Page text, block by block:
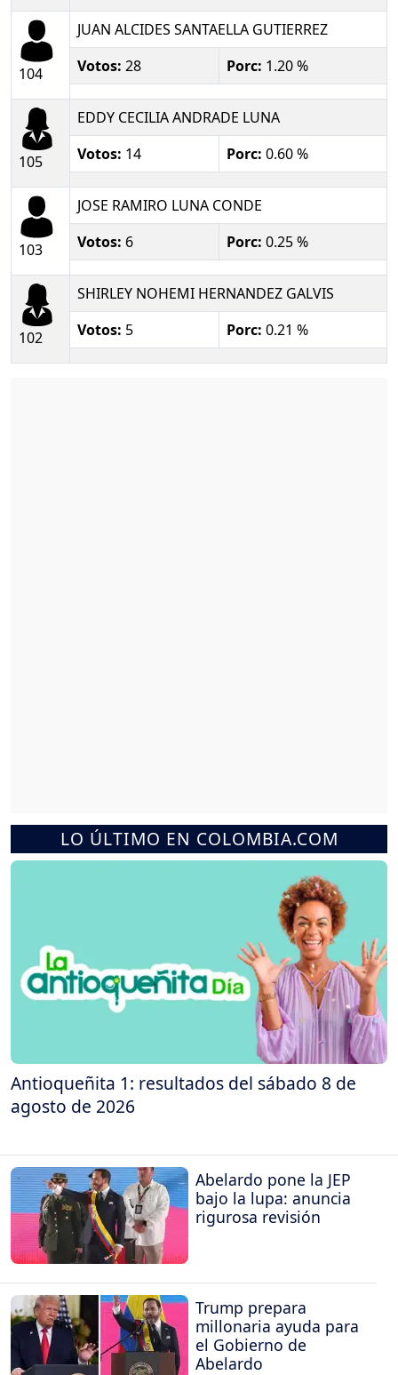
104
JUAN ALCIDES SANTAELLA GUTIERREZ
Votos: 28 Porc: 1.20 %
105
EDDY CECILIA ANDRADE LUNA
Votos: 14 Porc: 0.60 %
103
JOSE RAMIRO LUNA CONDE
Votos: 6 Porc: 0.25 %
102
SHIRLEY NOHEMI HERNANDEZ GALVIS
Votos: 5 Porc: 0.21 %
LO ÚLTIMO EN COLOMBIA.COM
Antioqueñita 1: resultados del sábado 8 de
agosto de 2026
Abelardo pone la JEP
bajo la lupa: anuncia
rigurosa revisión
Trump prepara
millonaria ayuda para
el Gobierno de
Abelardo